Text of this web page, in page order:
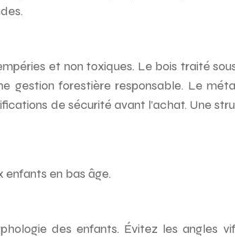
et non toxiques. Le bois traité
gestion forestière responsable. Le
de sécurité avant l’achat. Une
enfants en bas âge.
des enfants. Évitez les angles